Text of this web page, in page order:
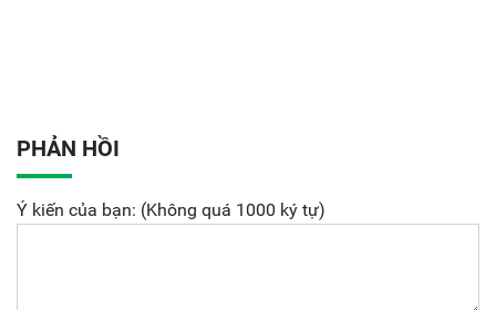
PHẢN HỒI
Ý kiến của bạn: (Không quá 1000 ký tự)